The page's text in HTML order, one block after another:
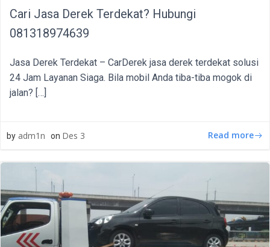
Cari Jasa Derek Terdekat? Hubungi
081318974639
Jasa Derek Terdekat – CarDerek jasa derek terdekat solusi
24 Jam Layanan Siaga. Bila mobil Anda tiba-tiba mogok di
jalan? […]
by adm1n on Des 3 Read more